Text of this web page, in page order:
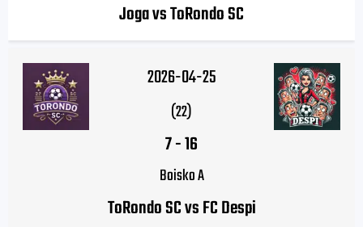
Joga vs ToRondo SC
2026-04-25
(22)
7-16
Boisko A
ToRondo SC vs FC Despi